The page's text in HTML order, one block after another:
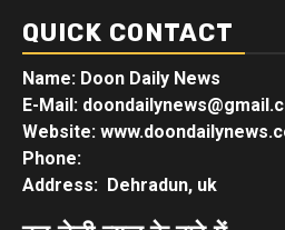
QUICK CONTACT
Name: Doon Daily News
E-Mail:
Website:
Phone:
Address: Dehradun, uk